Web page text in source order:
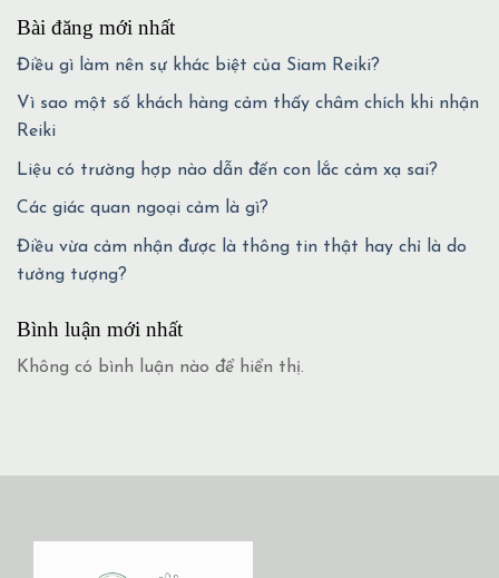
Bài đăng mới nhất
Điều gì làm nên sự khác biệt của Siam Reiki?
Vì sao một số khách hàng cảm thấy châm chích khi nhận
Reiki
Liệu có trường hợp nào dẫn đến con lắc cảm xạ sai?
Các giác quan ngoại cảm là gì?
Điều vừa cảm nhận được là thông tin thật hay chỉ là do
tưởng tượng?
Bình luận mới nhất
Không có bình luận nào để hiển thị.